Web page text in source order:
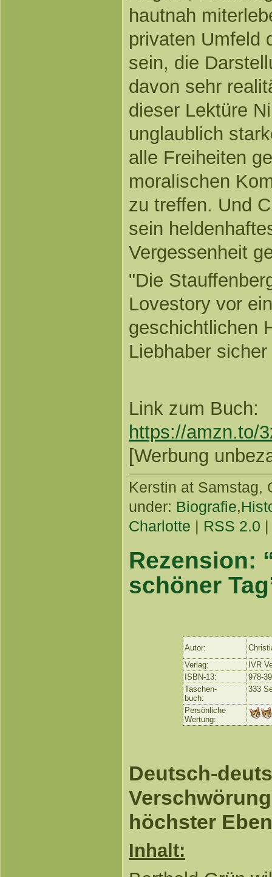
hautnah
privaten Umfeld
sein, die
davon sehr
dieser Lektüre
unglaublich
alle Freiheiten
moralischen
zu treffen. Und
sein
Vergessenheit
"Die
Lovestory vor
geschichtlichen
Liebhaber
Link zum Buch:
https://amzn.to/
[Werbung
Kerstin at Samstag,
under: Biografie,
Charlotte | RSS 2.0
Rezension:
schöner
Autor:
Verlag:
IVR
ISBN-13:
‎978-
Taschen-
buch:
333
Persönliche
Wertung:
Deutsch-
höchster
Inhalt: